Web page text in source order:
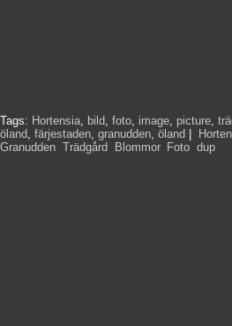
Tags: Hortensia, bild, foto, image, picture,
öland, färjestaden, granudden, öland
Granudden Trädgård Blommor, Foto dup